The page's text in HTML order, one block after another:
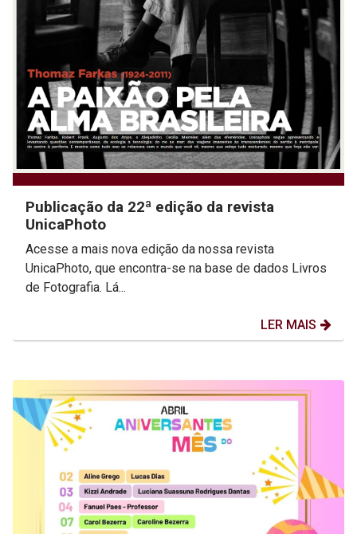
Publicação da 22ª edição da revista
UnicaPhoto
Acesse a mais nova edição da nossa revista
UnicaPhoto, que encontra-se na base de dados Livros
de Fotografia. Lá...
LER MAIS